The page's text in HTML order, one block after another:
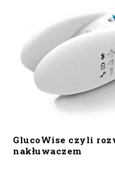
GlucoWise czyli
nakłuwaczem